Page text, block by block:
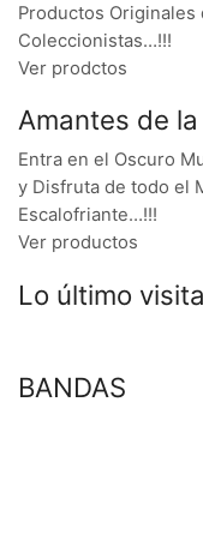
Productos
Coleccionistas…!!!
Ver prodctos
Amantes de
Entra en el Oscuro
y Disfruta de todo el
Escalofriante…!!!
Ver productos
Lo último
BANDAS